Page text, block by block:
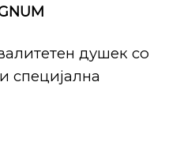
душек со
специјална